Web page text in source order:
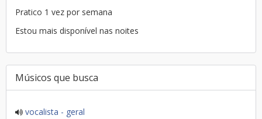
Pratico 1 vez por semana
Estou mais disponível nas noites
Músicos que busca
vocalista - geral